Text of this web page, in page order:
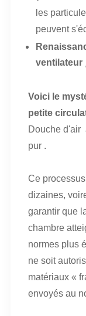
les
peuvent
ventilateur
Voici le
petite
Douche d'air
pur .
Ce
dizaines,
garantir que
chambre
normes plus
ne soit
matériaux «
envoyés au